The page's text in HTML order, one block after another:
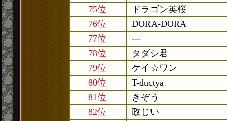
75位
ドラゴン英桜
76位
DORA-DORA
77位
---
78位
タダシ君
79位
ケイ☆ワン
80位
T-ductya
81位
きぞう
82位
政じい